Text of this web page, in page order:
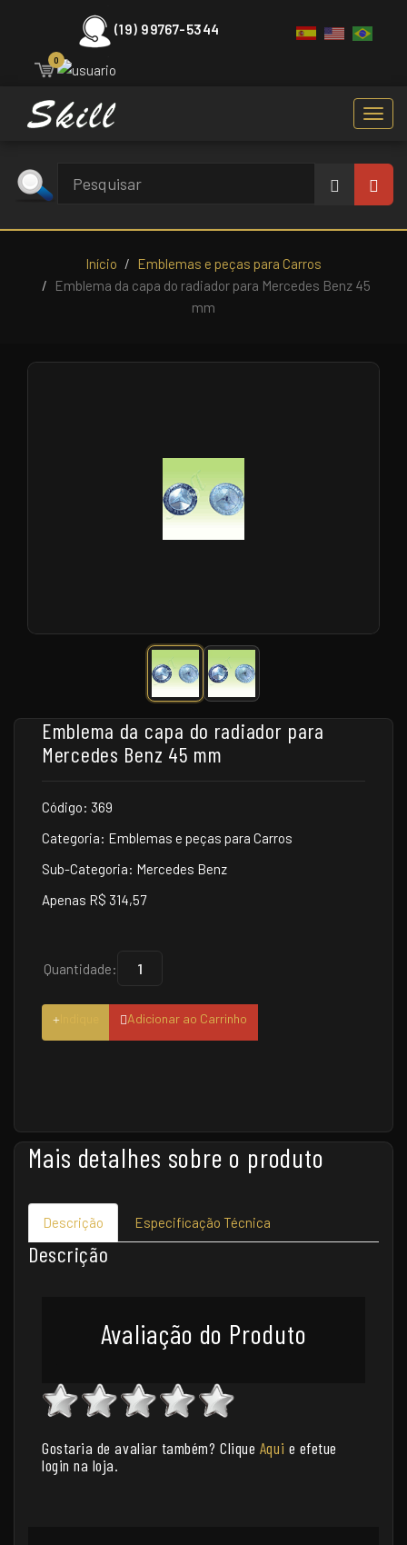
(19) 99767-5344
0
Início
Emblemas e peças para Carros
Emblema da capa do radiador para Mercedes Benz 45
mm
Emblema da capa do radiador para
Mercedes Benz 45 mm
Código: 369
Categoria: Emblemas e peças para Carros
Sub-Categoria: Mercedes Benz
Apenas R$ 314,57
Quantidade:
Adicionar ao Carrinho
Mais detalhes sobre o produto
Descrição Especificação Técnica
Descrição
Avaliação do Produto
Gostaria de avaliar também? Clique Aqui e efetue
login na loja.